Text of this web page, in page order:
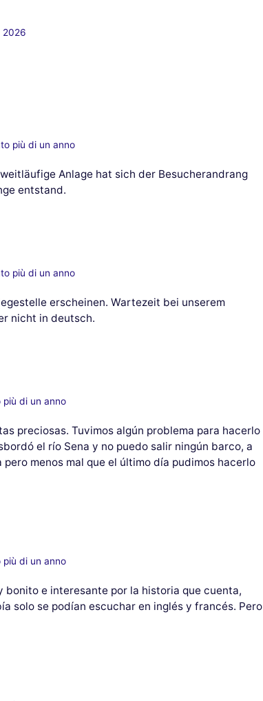
2026
più di un anno
Anlage hat sich der Besucherandrang
entstand.
più di un anno
erscheinen. Wartezeit bei unserem
nicht in deutsch.
più di un anno
preciosas. Tuvimos algún problema para hacerlo
el río Sena y no puedo salir ningún barco, a
menos mal que el último día pudimos hacerlo
più di un anno
bonito e interesante por la historia que cuenta,
solo se podían escuchar en inglés y francés. Pero